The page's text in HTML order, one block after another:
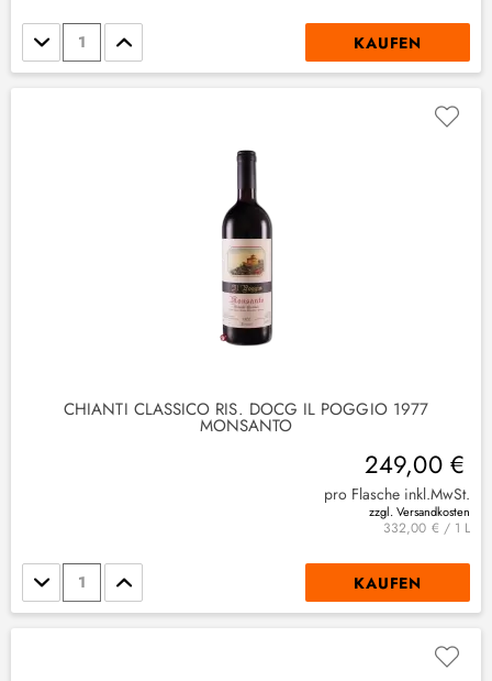
Stückzahl KAUFEN
CHIANTI CLASSICO RIS. DOCG IL POGGIO 1977
MONSANTO
249,00 €
pro Flasche inkl.MwSt.
zzgl. Versandkosten
332,00 € / 1 L
Stückzahl KAUFEN